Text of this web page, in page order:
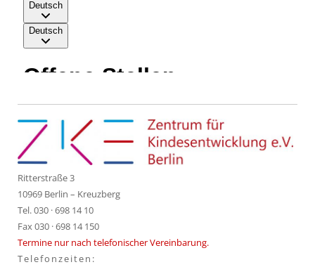
Ritterstraße 3
10969 Berlin – Kreuzberg
Tel. 030 · 698 14 10
Fax 030 · 698 14 150
Termine nur nach telefonischer Vereinbarung.
Telefonzeiten: